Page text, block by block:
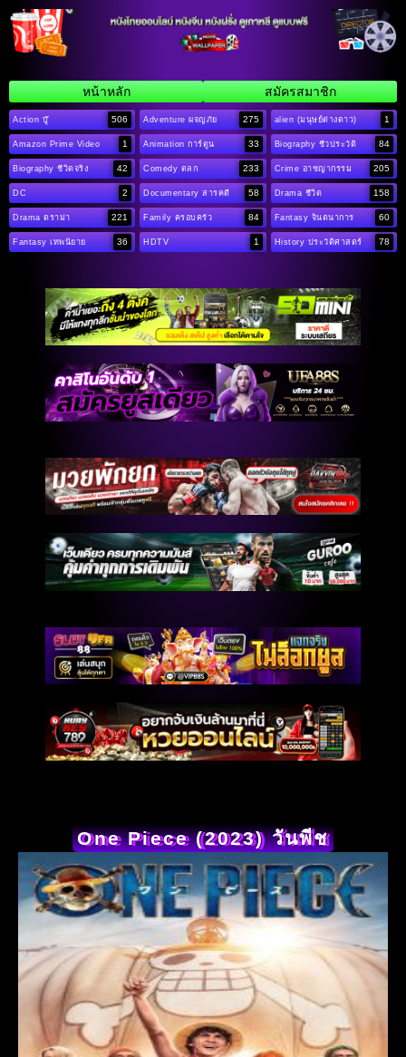
หน้าหลัก สมัครสมาชิก
Action บู๊ 506 Adventure ผจญภัย 275 alien (มนุษย์ต่างดาว) 1
Amazon Prime Video 1 Animation การ์ตูน 33 Biography ชีวประวัติ 84
Biography ชีวิตจริง 42 Comedy ตลก 233 Crime อาชญากรรม 205
DC 2 Documentary สารคดี 58 Drama ชีวิต 158
Drama ดราม่า 221 Family ครอบครัว 84 Fantasy จินตนาการ 60
Fantasy เทพนิยาย 36 HDTV 1 History ประวัติศาสตร์ 78
One Piece (2023) วันพีช